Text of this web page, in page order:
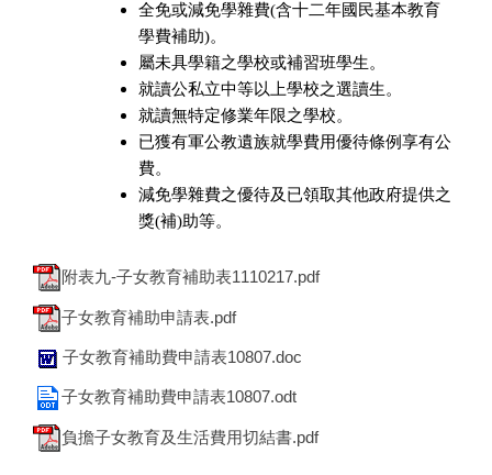
全免或減免學雜費(含十二年國民基本教育
學費補助)。
屬未具學籍之學校或補習班學生。
就讀公私立中等以上學校之選讀生。
就讀無特定修業年限之學校。
已獲有軍公教遺族就學費用優待條例享有公
費。
減免學雜費之優待及已領取其他政府提供之
獎(補)助等。
附表九-子女教育補助表1110217.pdf
子女教育補助申請表.pdf
子女教育補助費申請表10807.doc
子女教育補助費申請表10807.odt
負擔子女教育及生活費用切結書.pdf